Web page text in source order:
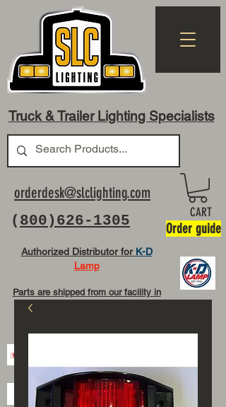
Truck & Trailer Lighting Specialists
( 800)626-1305
orderdesk@slclighting.com
Authorized Distributor for K-D
Lamp
Parts are shipped from our facility in
CART
Order guide